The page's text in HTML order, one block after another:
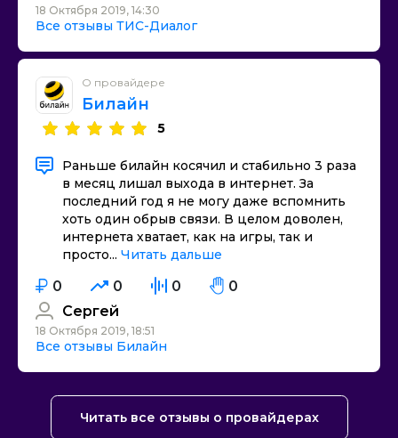
18 Октября 2019, 14:30
Все отзывы ТИС-Диалог
О провайдере
Билайн
5
Раньше билайн косячил и стабильно 3 раза
в месяц лишал выхода в интернет. За
последний год я не могу даже вспомнить
хоть один обрыв связи. В целом доволен,
интернета хватает, как на игры, так и
просто... Читать дальше
0 0 0
0
Сергей
18 Октября 2019, 18:51
Все отзывы Билайн
Читать все отзывы о провайдерах